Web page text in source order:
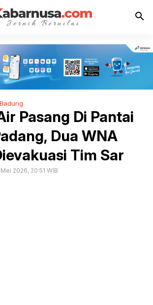
search
Badung
Pasang Di Pantai
Dua WNA
Tim Sar
Mei 2026, 20:51 WIB